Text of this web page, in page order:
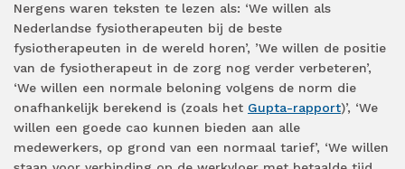
Nergens waren teksten te lezen als: ‘We willen als
Nederlandse fysiotherapeuten bij de beste
fysiotherapeuten in de wereld horen’, ’We willen de positie
van de fysiotherapeut in de zorg nog verder verbeteren’,
‘We willen een normale beloning volgens de norm die
onafhankelijk berekend is (zoals het Gupta-rapport)’, ‘We
willen een goede cao kunnen bieden aan alle
medewerkers, op grond van een normaal tarief’, ‘We willen